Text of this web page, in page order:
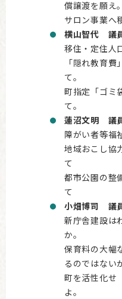
償譲渡
サロン事業へ
横山智代 議
移住・定住人
「隠れ教育費
町指定「ゴミ
蓮沼文明 議
障がい者等福
地域おこし協
都市公園の整
小畑博司 議
新庁舎建設は
保育料の大幅
るので
町を活性化せ